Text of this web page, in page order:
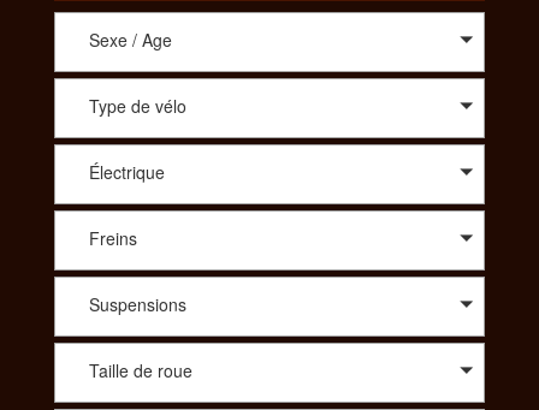
Sexe / Age
Type de vélo
Électrique
Freins
Suspensions
Taille de roue